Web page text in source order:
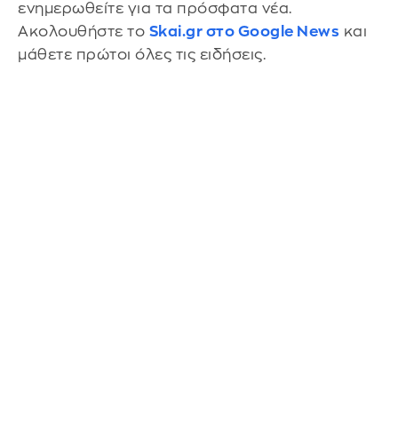
ενημερωθείτε για τα πρόσφατα νέα.
Ακολουθήστε το Skai.gr στο Google News και
μάθετε πρώτοι όλες τις ειδήσεις.